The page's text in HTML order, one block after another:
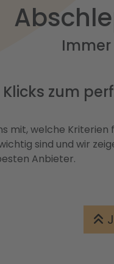
Immer
Klicks zum
mit, welche Kriterien
sind und wir
Anbieter.